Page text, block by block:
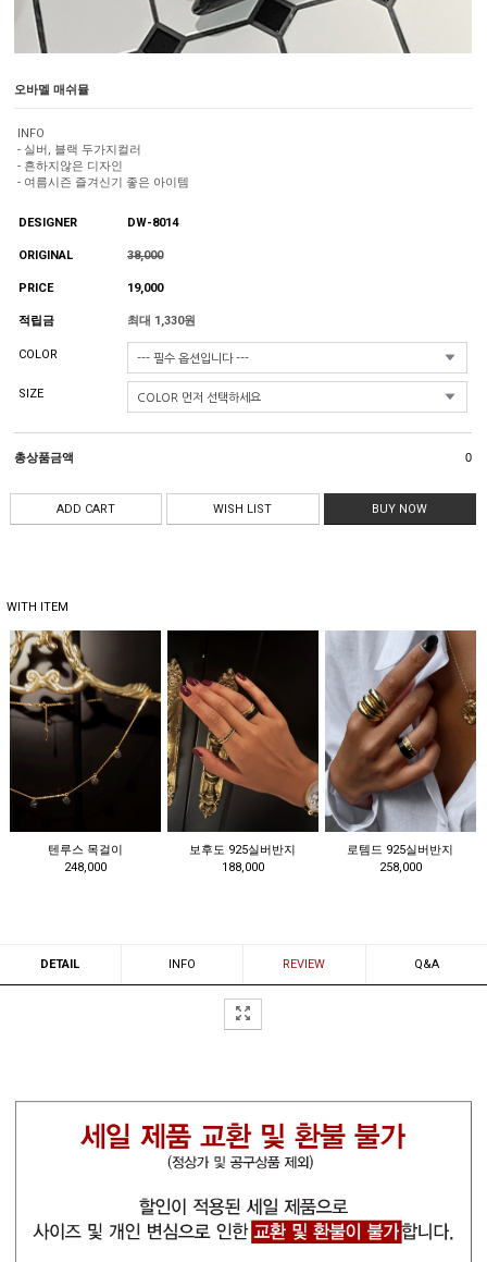
오바멜 매쉬뮬
INFO
- 실버, 블랙 두가지컬러
- 흔하지않은 디자인
- 여름시즌 즐겨신기 좋은 아이템
DESIGNER DW-8014
ORIGINAL 38,000
PRICE 19,000
적립금 최대 1,330원
COLOR
SIZE
총상품금액 0
ADD CART WISH LIST BUY NOW
WITH ITEM
텐루스 목걸이
248,000
보후도 925실버반지
188,000
로템드 925실버반지
258,000
DETAIL INFO REVIEW Q&A